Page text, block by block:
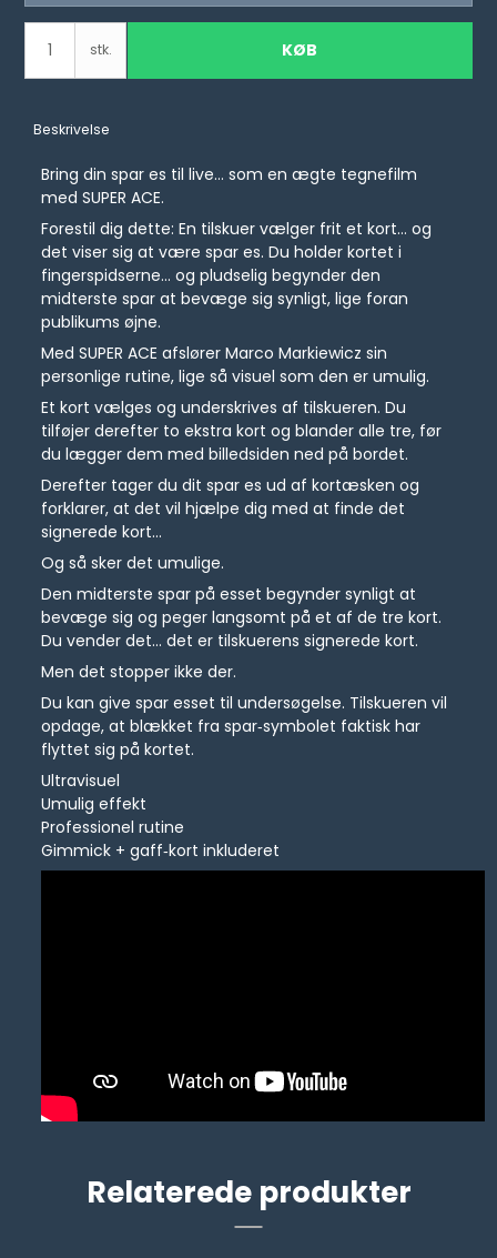
stk. KØB
Beskrivelse
Bring din spar es til live… som en ægte tegnefilm
med SUPER ACE.
Forestil dig dette: En tilskuer vælger frit et kort… og
det viser sig at være spar es. Du holder kortet i
fingerspidserne… og pludselig begynder den
midterste spar at bevæge sig synligt, lige foran
publikums øjne.
Med SUPER ACE afslører Marco Markiewicz sin
personlige rutine, lige så visuel som den er umulig.
Et kort vælges og underskrives af tilskueren. Du
tilføjer derefter to ekstra kort og blander alle tre, før
du lægger dem med billedsiden ned på bordet.
Derefter tager du dit spar es ud af kortæsken og
forklarer, at det vil hjælpe dig med at finde det
signerede kort…
Og så sker det umulige.
Den midterste spar på esset begynder synligt at
bevæge sig og peger langsomt på et af de tre kort.
Du vender det… det er tilskuerens signerede kort.
Men det stopper ikke der.
Du kan give spar esset til undersøgelse. Tilskueren vil
opdage, at blækket fra spar‑symbolet faktisk har
flyttet sig på kortet.
Ultravisuel
Umulig effekt
Professionel rutine
Gimmick + gaff‑kort inkluderet
Relaterede produkter